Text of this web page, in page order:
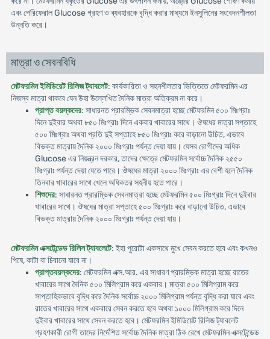
এবং পেরিফেরাল Glucose গ্রহণ ও ব্যবহারকে বৃদ্ধি করার মাধ্যমে ইনসুলিনের সংবেদনশীলতা
উন্নতি করে।
মাত্রা ও সেবনবিধি
মেটফরমিন ইমিডিয়েট রিলিজ ট্যাবলেট: কার্যকারিতা ও সহনশীলতার ভিত্তিতে মেটফরমিন এর
নিজস্ব মাত্রা থাকবে যেন উহা উল্লে­খিত দৈনিক মাত্রা অতিক্রম না করে।
প্রাপ্ত বয়স্কদের: সাধারনত প্রারম্ভিক সেবনমাত্রা হচ্ছে মেটফরমিন ৫০০ মিঃগ্রাঃ
দিনে দুইবার অথবা ৮৫০ মিঃগ্রাঃ দিনে একবার খাবারের সাথে। ঔষধের মাত্রা সপ্তাহে
৫০০ মিঃগ্রাঃ অথবা প্রতি দুই সপ্তাহে ৮৫০ মিঃগ্রাঃ করে বাড়ানো উচিত, এভাবে
বিভক্ত মাত্রায় দৈনিক ২০০০ মিঃগ্রাঃ পর্যন্ত দেয়া যায়। যেসব রোগীদের অধিক
Glucose এর নিয়ন্ত্রন দরকার, তাদের ক্ষেত্রে মেটফরমিন সর্বোচ্চ দৈনিক ২৫৫০
মিঃগ্রাঃ পর্যন্ত দেয়া যেতে পারে। ঔষধের মাত্রা ২০০০ মিঃগ্রাঃ এর বেশী হলে দৈনিক
তিনবার খাবারের সাথে খেলে অধিকতর সহনীয় হতে পারে।
শিশুদের: সাধারনত প্রারম্ভিক সেবনমাত্রা হচ্ছে মেটফরমিন ৫০০ মিঃগ্রাঃ দিনে দুইবার
খাবারের সাথে। ঔষধের মাত্রা সপ্তাহে ৫০০ মিঃগ্রাঃ করে বাড়ানো উচিত, এভাবে
বিভক্ত মাত্রায় দৈনিক ২০০০ মিঃগ্রাঃ পর্যন্ত দেয়া যায়।
মেটফরমিন এক্সটেন্ডেড রিলিস ট্যাবলেটে: ইহা পুরোটা একসাথে মুখে সেবন করতে হবে এবং কখনও
পিষে, কাটা বা চিবানো যাবে না।
প্রাপ্তবয়স্কদের: মেটফরমিন এক্স.আর. এর সাধারণ প্রারম্ভিক মাত্রা হচ্ছে রাতের
খাবারের সাথে দৈনিক ৫০০ মিলিগ্রাম করে একবার। মাত্রা ৫০০ মিলিগ্রাম করে
সাপ্তাহিকভাবে বৃদ্ধি করে দৈনিক সর্বোচ্চ ২০০০ মিলিগ্রাম পর্যন্ত বৃদ্ধি করা যাবে এবং
রাতের খাবারের সাথে একবারে সেবন করতে হবে অথবা ১০০০ মিলিগ্রাম করে দিনে
দুইবার খাবারের সাথে সেবন করতে হবে। মেটফরমিন ইমিডিয়েট রিলিজ ট্যাবলেট
গ্রহণকারী রোগী তাদের নির্দেশিত সর্বোচ্চ দৈনিক মাত্রা ঠিক রেখে মেটফরমিন এক্সটেন্ডেড